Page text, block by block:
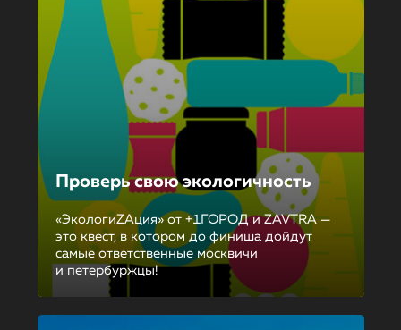
Проверь свою экологичность
«ЭкологиZAция» от +1ГОРОД и ZAVTRA —
это квест, в котором до финиша дойдут
самые ответственные москвичи
и петербуржцы!